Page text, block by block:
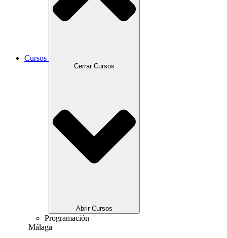
Cursos
Cerrar Cursos
Abrir Cursos
Programación
Málaga